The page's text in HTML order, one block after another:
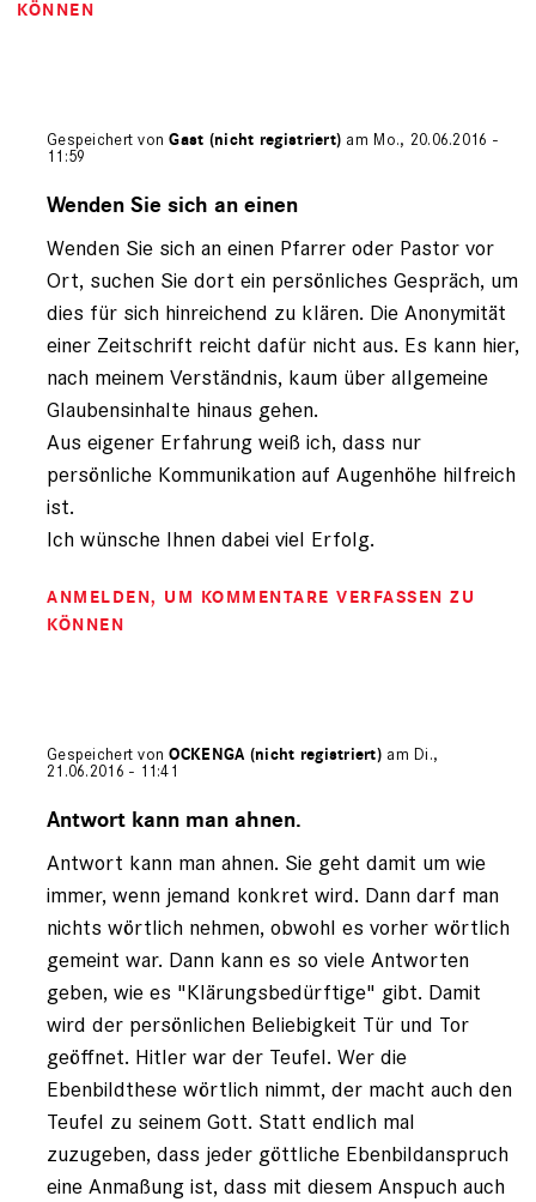
KÖNNEN
Gespeichert vonGast (nicht registriert) am Mo., 20.06.2016 -
11:59
auf
Leserbrief
Wenden Sie sich an einen
Wenden Sie sich an einen Pfarrer oder Pastor vor
Ort, suchen Sie dort ein persönliches Gespräch, um
dies für sich hinreichend zu klären. Die Anonymität
einer Zeitschrift reicht dafür nicht aus. Es kann hier,
nach meinem Verständnis, kaum über allgemeine
Glaubensinhalte hinaus gehen.
Aus eigener Erfahrung weiß ich, dass nur
persönliche Kommunikation auf Augenhöhe hilfreich
ist.
Ich wünsche Ihnen dabei viel Erfolg.
ANMELDEN, UM KOMMENTARE VERFASSEN ZU
KÖNNEN
Gespeichert vonOCKENGA (nicht registriert) am Di.,
21.06.2016 - 11:41
auf
Leserbrief
Antwort kann man ahnen.
Antwort kann man ahnen. Sie geht damit um wie
immer, wenn jemand konkret wird. Dann darf man
nichts wörtlich nehmen, obwohl es vorher wörtlich
gemeint war. Dann kann es so viele Antworten
geben, wie es "Klärungsbedürftige" gibt. Damit
wird der persönlichen Beliebigkeit Tür und Tor
geöffnet. Hitler war der Teufel. Wer die
Ebenbildthese wörtlich nimmt, der macht auch den
Teufel zu seinem Gott. Statt endlich mal
zuzugeben, dass jeder göttliche Ebenbildanspruch
eine Anmaßung ist, dass mit diesem Anspuch auch